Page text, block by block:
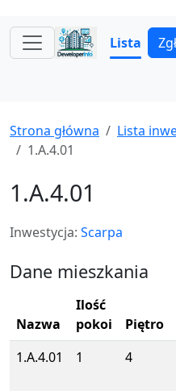
Lista
Strona główna Lista
1.A.4.01
1.A.4.01
Inwestycja: Scarpa
Dane mieszkania
Nazwa
Ilość
pokoi
Piętro
1.A.4.01
1 4